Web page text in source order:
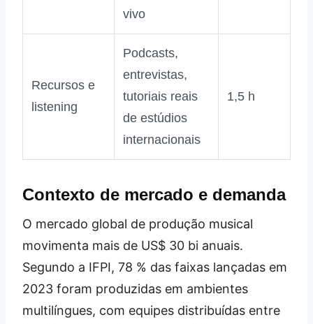
vivo
Recursos e
listening
Podcasts,
entrevistas,
tutoriais reais
de estúdios
internacionais
1,5 h
Contexto de mercado e demanda
O mercado global de produção musical
movimenta mais de US$ 30 bi anuais.
Segundo a IFPI, 78 % das faixas lançadas em
2023 foram produzidas em ambientes
multilíngues, com equipes distribuídas entre